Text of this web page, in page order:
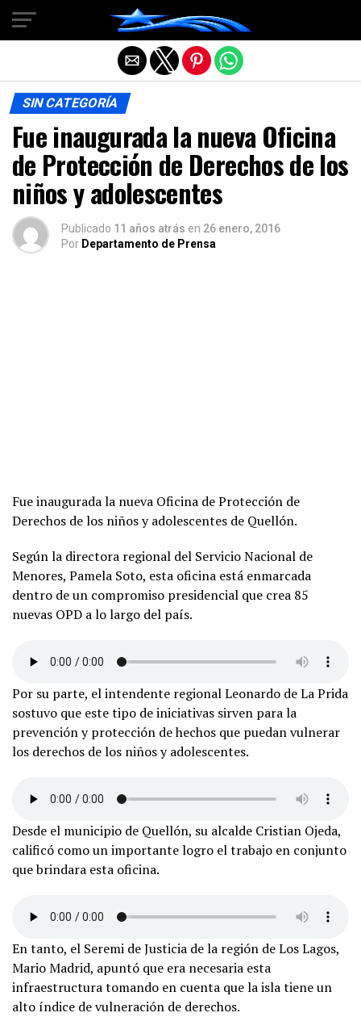
SIN CATEGORÍA
Fue inaugurada la nueva Oficina
de Protección de Derechos de los
niños y adolescentes
Publicado 11 años atrás en 26 enero, 2016
Por Departamento de Prensa
Fue inaugurada la nueva Oficina de Protección de
Derechos de los niños y adolescentes de Quellón.
Según la directora regional del Servicio Nacional de
Menores, Pamela Soto, esta oficina está enmarcada
dentro de un compromiso presidencial que crea 85
nuevas OPD a lo largo del país.
Por su parte, el intendente regional Leonardo de La Prida
sostuvo que este tipo de iniciativas sirven para la
prevención y protección de hechos que puedan vulnerar
los derechos de los niños y adolescentes.
Desde el municipio de Quellón, su alcalde Cristian Ojeda,
calificó como un importante logro el trabajo en conjunto
que brindara esta oficina.
En tanto, el Seremi de Justicia de la región de Los Lagos,
Mario Madrid, apuntó que era necesaria esta
infraestructura tomando en cuenta que la isla tiene un
alto índice de vulneración de derechos.
Salir de la versión móvil